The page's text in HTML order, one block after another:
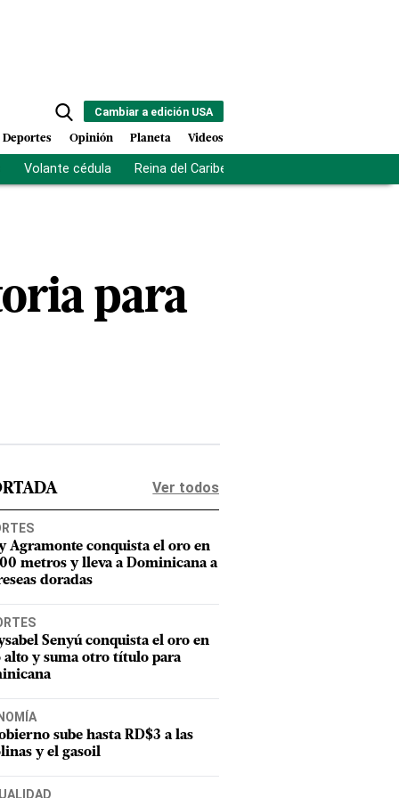
Cambiar a edición USA
Deportes Opinión Planeta Videos
Volante cédula Reina del Caribe
para
Ver todos
Agramonte conquista el oro en
metros y lleva a Dominicana a
doradas
Senyú conquista el oro en
alto y suma otro título para
sube hasta RD$3 a las
y el gasoil